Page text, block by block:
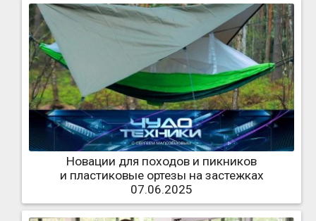
Новации для походов и пикников
и пластиковые ортезы на застежках
07.06.2025